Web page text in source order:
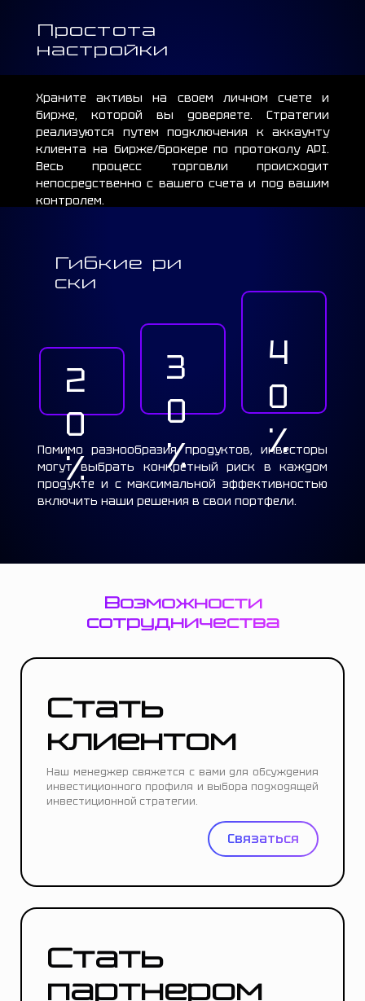
Гибкие ри
ски
Простота
настройки
Помимо разнообразия продуктов, инвесторы
могут выбрать конкретный риск в каждом
продукте и с максимальной эффективностью
включить наши решения в свои портфели.
4
0
%
3
0
%
Храните активы на своем личном счете и
бирже, которой вы доверяете. Стратегии
реализуются путем подключения к аккаунту
клиента на бирже/брокере по протоколу API.
Весь процесс торговли происходит
непосредственно с вашего счета и под вашим
контролем.
2
0
%
Стать
клиентом
Наш менеджер свяжется с вами для обсуждения
инвестиционного профиля и выбора подходящей
инвестиционной стратегии.
Связаться
Стать
партнером
Возможности
сотрудничества